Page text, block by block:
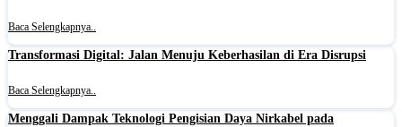
Baca Selengkapnya..
Transformasi Digital: Jalan Menuju Keberhasilan di Era Disrupsi
Baca Selengkapnya..
Menggali Dampak Teknologi Pengisian Daya Nirkabel pada